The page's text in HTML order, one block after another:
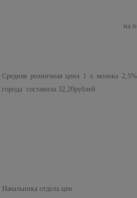
на
Средняя розничная цена 1 л молока
города составила 32,20рублей.
Начальника